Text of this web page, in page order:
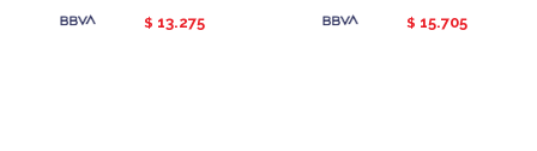
$ 13.275 $ 15.705